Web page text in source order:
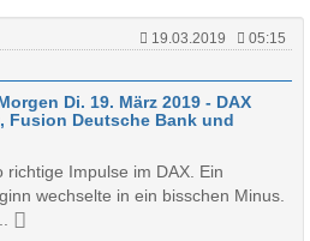
19.03.2019
05:15
Di. 19. März 2019 - DAX
Fusion Deutsche Bank und
Impulse im DAX. Ein
wechselte in ein bisschen Minus.